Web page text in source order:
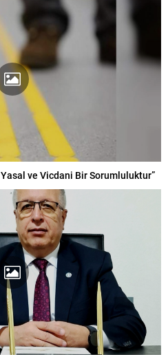
ve Vicdani Bir Sorumluluktur”